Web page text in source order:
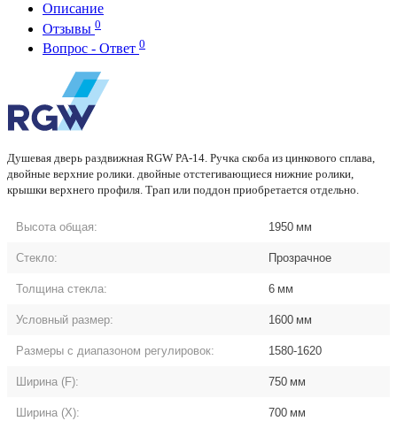
Описание
Отзывы 0
Вопрос - Ответ 0
Душевая дверь раздвижная RGW PA-14. Ручка скоба из цинкового сплава,
двойные верхние ролики. двойные отстегивающиеся нижние ролики,
крышки верхнего профиля. Трап или поддон приобретается отдельно.
Высота общая: 1950 мм
Стекло: Прозрачное
Толщина стекла: 6 мм
Условный размер: 1600 мм
Размеры с диапазоном регулировок: 1580-1620
Ширина (F): 750 мм
Ширина (Х): 700 мм